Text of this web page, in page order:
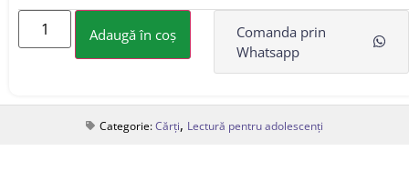
Adaugă în coș
Comanda prin
Whatsapp
Categorie:Cărți, Lectură pentru adolescenți